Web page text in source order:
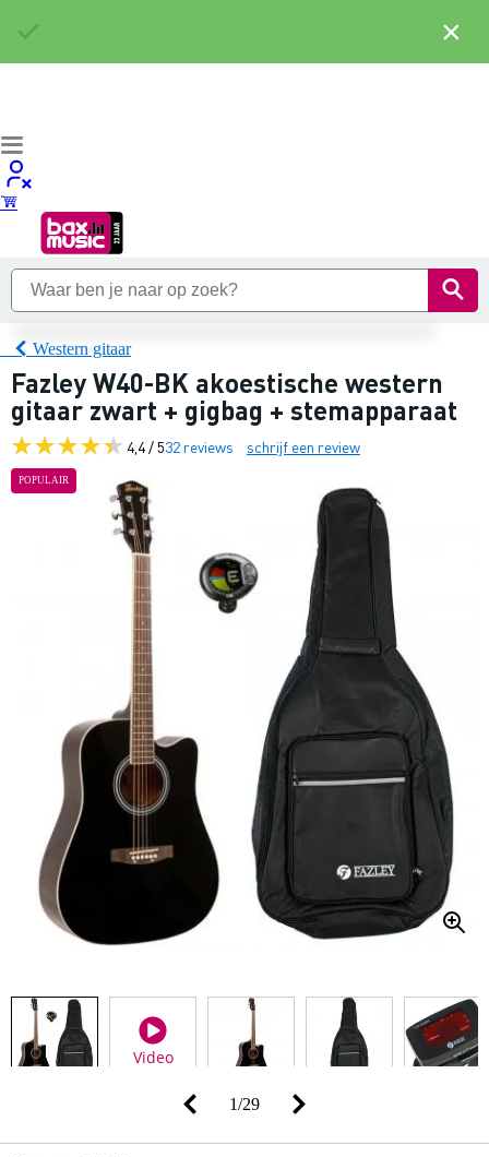
Western gitaar
Fazley W40-BK akoestische western
gitaar zwart + gigbag + stemapparaat
4,4 / 532 reviews schrijf een review
POPULAIR
Video
1/29
×